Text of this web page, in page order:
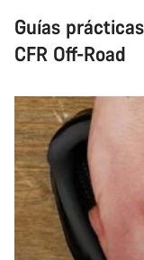
Guías
CFR Off-Road